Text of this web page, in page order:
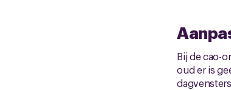
Bij de cao-
oud er is